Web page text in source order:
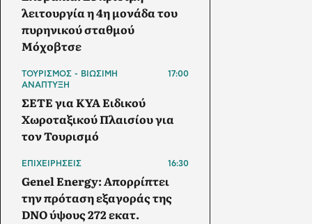
λειτουργία η 4η μονάδα του
πυρηνικού σταθμού
Μόχοβτσε
ΤΟΥΡΙΣΜΟΣ - ΒΙΩΣΙΜΗ
ΑΝΑΠΤΥΞΗ
17:00
ΣΕΤΕ για ΚΥΑ Ειδικού
Χωροταξικού Πλαισίου για
τον Τουρισμό
ΕΠΙΧΕΙΡΗΣΕΙΣ 16:30
Genel Energy: Απορρίπτει
την πρόταση εξαγοράς της
DNO ύψους 272 εκατ.